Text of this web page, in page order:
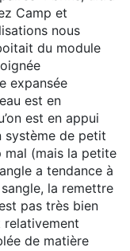
Camp et
nous
du module
expansée
est en
est en appui
système de petit
(mais la petite
a tendance à
la remettre
pas très bien
relativement
de matière